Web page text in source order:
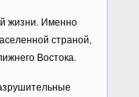
жизни. Именно
страной,
Востока.